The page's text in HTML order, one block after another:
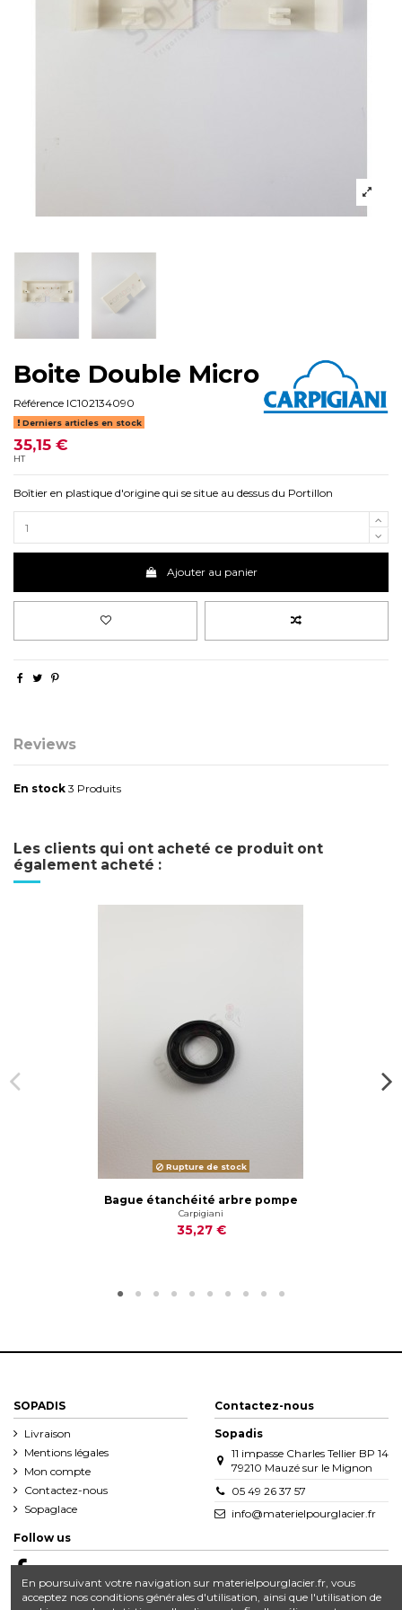
Boite Double Micro
Référence IC102134090
Derniers articles en stock
35,15 €
HT
Boîtier en plastique d'origine qui se situe au dessus du Portillon
Ajouter au panier
Reviews
En stock 3 Produits
Les clients qui ont acheté ce produit ont
également acheté :
Rupture de stock
Bague étanchéité arbre pompe
Carpigiani
35,27 €
SOPADIS
Livraison
Mentions légales
Mon compte
Contactez-nous
Sopaglace
Contactez-nous
Sopadis
11 impasse Charles Tellier BP 14
79210 Mauzé sur le Mignon
05 49 26 37 57
info@materielpourglacier.fr
Follow us
En poursuivant votre navigation sur materielpourglacier.fr, vous
acceptez nos conditions générales d'utilisation, ainsi que l'utilisation de